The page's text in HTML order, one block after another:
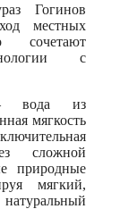
Гогинов
местных
сочетают
с
– вода из
мягкость
сложной
природные
мягкий,